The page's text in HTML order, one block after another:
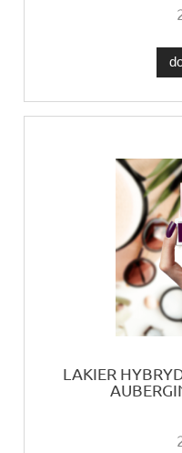
LAKIER